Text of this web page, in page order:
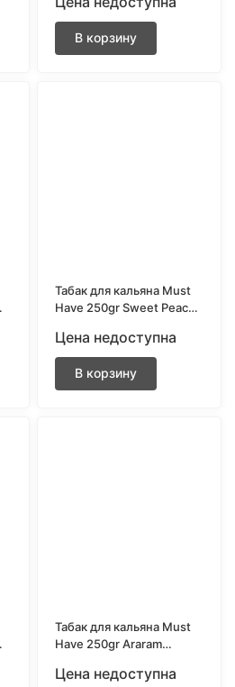
В корзину
Табак для кальяна Must
Have 250gr Sweet Peach
Цена недоступна
В корзину
Табак для кальяна Must
Have 250gr Araram
виноград)
Цена недоступна